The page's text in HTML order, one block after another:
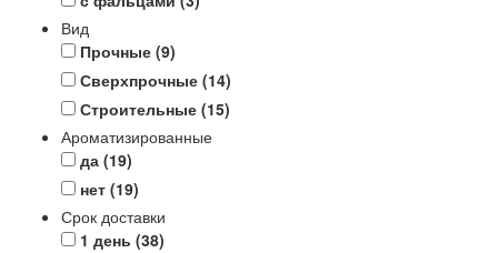
Вид
Прочные (9)
Сверхпрочные (14)
Строительные (15)
Ароматизированные
да (19)
нет (19)
Срок доставки
1 день (38)